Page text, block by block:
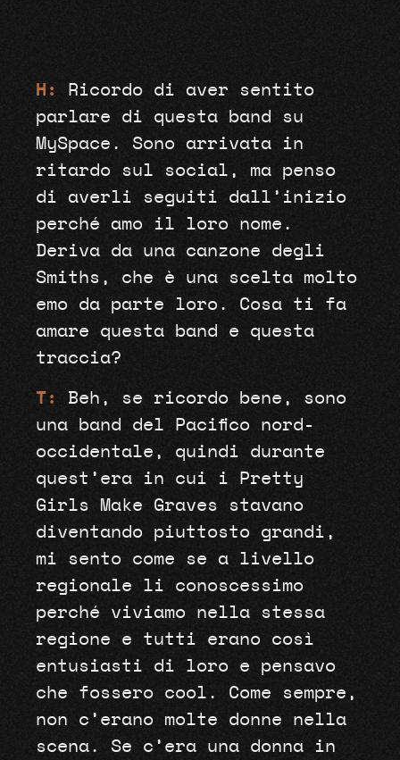
H:
Ricordo di aver sentito
parlare di questa band su
MySpace. Sono arrivata in
ritardo sul social, ma penso
di averli seguiti dall’inizio
perché amo il loro nome.
Deriva da una canzone degli
Smiths, che è una scelta molto
emo da parte loro. Cosa ti fa
amare questa band e questa
traccia?
T:
Beh, se ricordo bene, sono
una band del Pacifico nord-
occidentale, quindi durante
quest’era in cui i Pretty
Girls Make Graves stavano
diventando piuttosto grandi,
mi sento come se a livello
regionale li conoscessimo
perché viviamo nella stessa
regione e tutti erano così
entusiasti di loro e pensavo
che fossero cool. Come sempre,
non c’erano molte donne nella
scena. Se c’era una donna in